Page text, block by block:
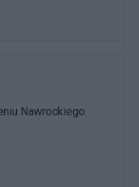
Nawrockiego.